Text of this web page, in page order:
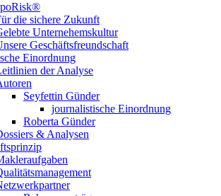
die sichere Zukunft
Unternehemskultur
Geschäftsfreundschaft
Einordnung
der Analyse
Seyfettin Günder
journalistische Einordnung
Roberta Günder
& Analysen